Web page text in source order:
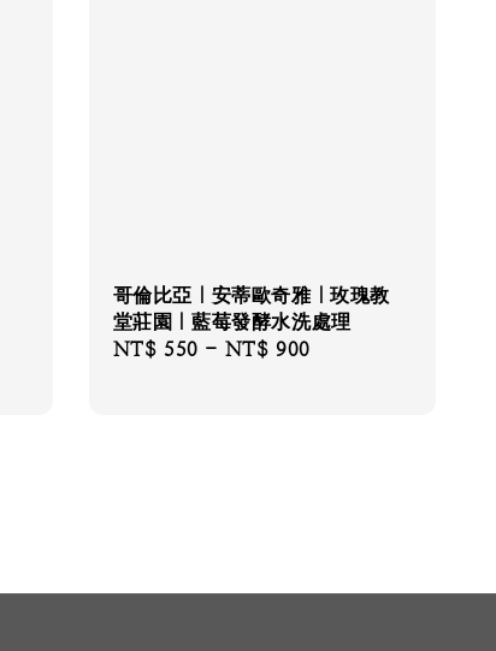
哥倫比亞｜安蒂歐奇雅｜玫瑰教
堂莊園｜藍莓發酵水洗處理
Regular
NT$ 550 - NT$ 900